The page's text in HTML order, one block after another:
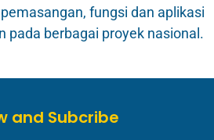
fungsi dan aplikasi
pada berbagai proyek nasional.
and Subcribe